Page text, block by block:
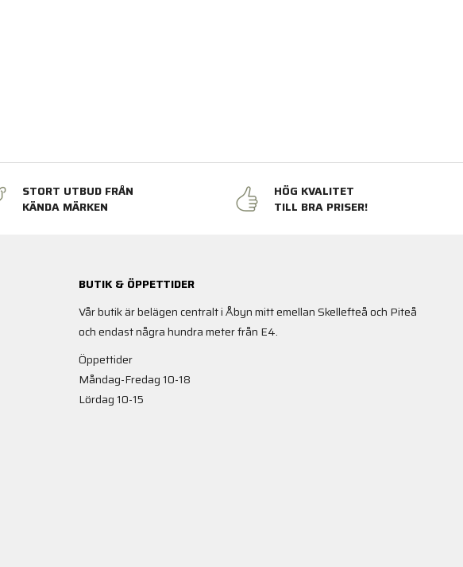
STORT UTBUD FRÅN
KÄNDA MÄRKEN
HÖG KVALITET
TILL BRA PRISER!
BUTIK & ÖPPETTIDER
Vår butik är belägen centralt i Åbyn mitt emellan Skellefteå och Piteå
och endast några hundra meter från E4.
Öppettider
Måndag-Fredag 10-18
Lördag 10-15